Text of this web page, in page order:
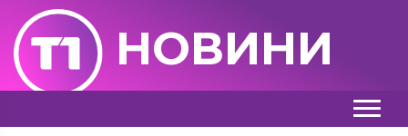
НОВИНИ